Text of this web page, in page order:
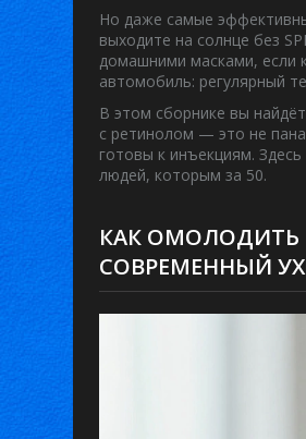
Но даже самые
выходите на солнце без
домашними масками, если
автомобиль: регулярный
В этом сборнике вы
с ретинолом — это не
готовы к инъекциям.
людей, которым за 50.
КАК ОМОЛОДИТЬ
СОВРЕМЕННЫЙ